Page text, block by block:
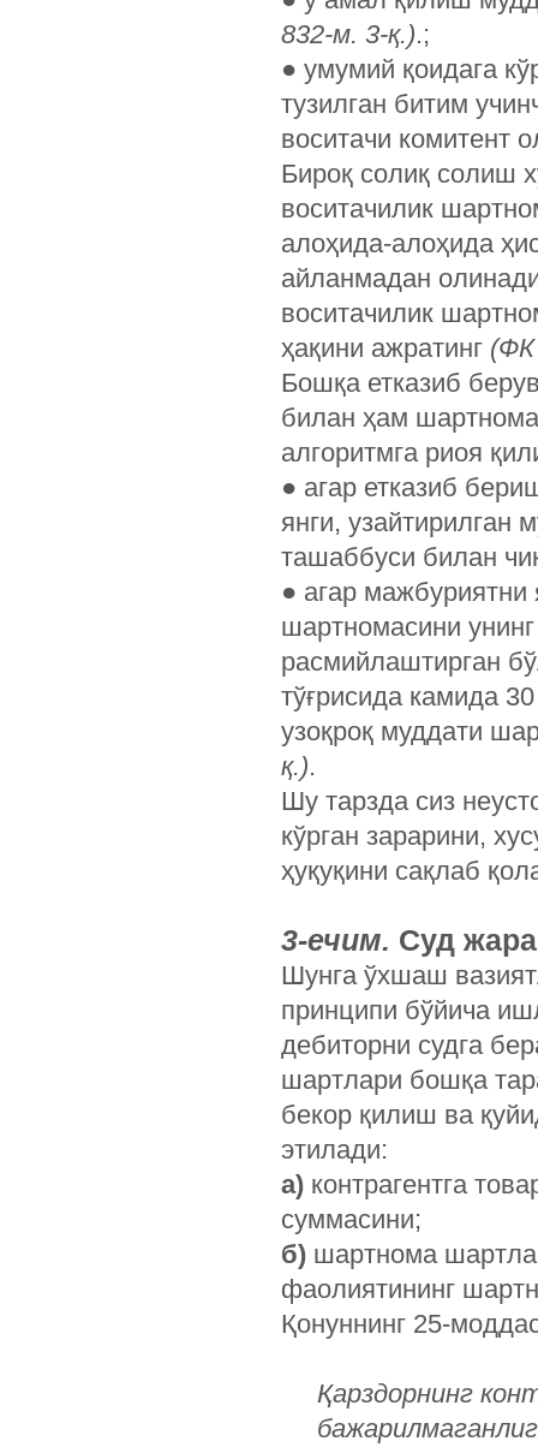
832-м. 3-қ.).;
● умумий қоидага
тузилган битим
воситачи комитент
Бироқ солиқ солиш
воситачилик
алоҳида-алоҳида
айланмадан
воситачилик
ҳақини ажратинг (ФК
Бошқа етказиб
билан ҳам
алгоритмга риоя
● агар етказиб
янги, узайтирилган
ташаббуси билан
● агар мажбуриятни
шартномасини
расмийлаштирган
тўғрисида камида
узоқроқ муддати
қ.).
Шу тарзда сиз
кўрган зарарини,
ҳуқуқини сақлаб
3-ечим. Суд
Шунга ўхшаш
принципи бўйича
дебиторни судга
шартлари бошқа
бекор қилиш ва
этилади:
а) контрагентга
суммасини;
б) шартнома
фаолиятининг
Қонуннинг 25-
Қарздорнинг